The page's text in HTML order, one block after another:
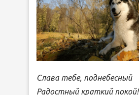
Слава тебе, поднебесный
Радостный краткий покой!